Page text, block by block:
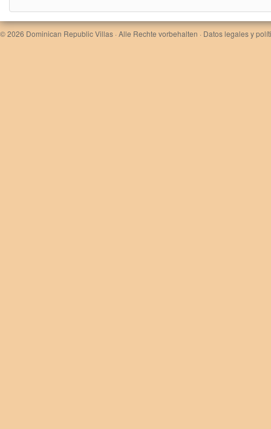
© 2026 Dominican Republic Villas · Alle Rechte vorbehalten · Datos legales y